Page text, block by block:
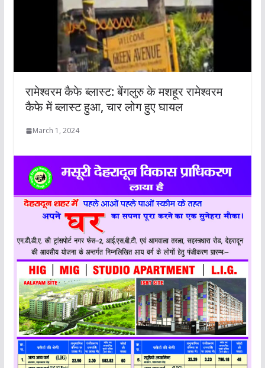
रामेश्‍वरम कैफे ब्‍लास्‍ट: बेंगलुरु के मशहूर रामेश्वरम
कैफे में ब्लास्ट हुआ, चार लोग हुए घायल
March 1, 2024